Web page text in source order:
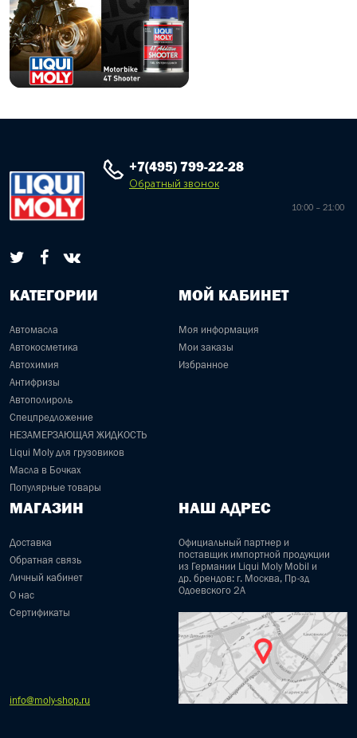
+7(495) 799-22-28
Обратный звонок
10:00 – 21:00
КАТЕГОРИИ
Автомасла
Автокосметика
Автохимия
Антифризы
Автополироль
Спецпредложение
НЕЗАМЕРЗАЮЩАЯ ЖИДКОСТЬ
Liqui Moly для грузовиков
Масла в Бочках
Популярные товары
МОЙ КАБИНЕТ
Моя информация
Мои заказы
Избранное
МАГАЗИН
Доставка
Обратная связь
Личный кабинет
О нас
Сертификаты
НАШ АДРЕС
Официальный партнер и
поставщик импортной продукции
из Германии Liqui Moly Mobil и
др. брендов: г. Москва, Пр-зд
Одоевского 2А
info@moly-shop.ru